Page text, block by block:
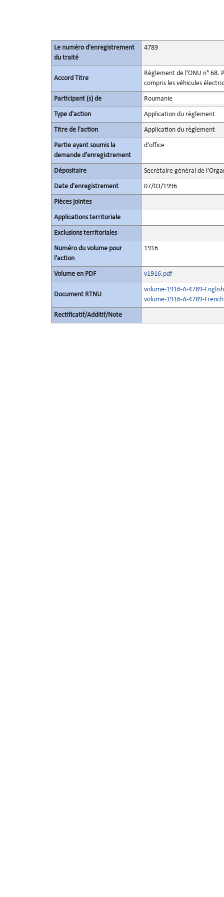
Le numéro d'enregistrement
du traité
4789
Accord Titre
Règlement de l’ONU n°
compris les véhicules
Participant (s) de Roumanie
Type d'action Application du règlement
Titre de l'action Application du règlement
Partie ayant soumis la
demande d’enregistrement
d'office
Dépositaire Secrétaire général de
Date d'enregistrement 07/03/1996
Pièces jointes
Applications territoriale
Exclusions territoriales
Numéro du volume pour
l'action
1916
Volume en PDF v1916.pdf
Document RTNU
volume-1916-A-4789-
volume-1916-A-4789-
Rectificatif/Additif/Note